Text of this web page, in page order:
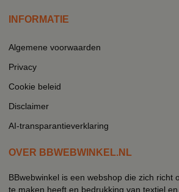
INFORMATIE
Algemene voorwaarden
Privacy
Cookie beleid
Disclaimer
AI-transparantieverklaring
OVER BBWEBWINKEL.NL
BBwebwinkel is een webshop die zich richt
te maken heeft en bedrukking van textiel